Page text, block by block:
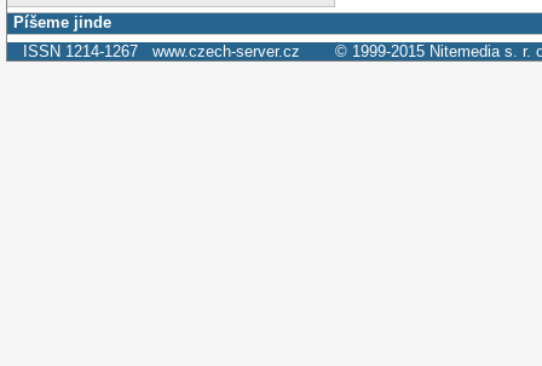
Píšeme jinde
ISSN 1214-1267 www.czech-server.cz © 1999-2015 Nitemedia s. r.